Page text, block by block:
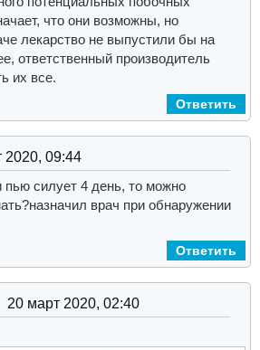
что они возможны, но
лекарство не выпустили бы на
ответственный производитель
их все.
Ответить
09:44
силует 4 день, то можно
назначил врач при обнаружении
Ответить
март 2020, 02:40